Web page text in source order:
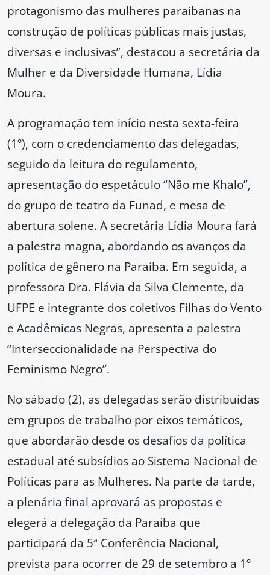
protagonismo das mulheres paraibanas na
construção de políticas públicas mais justas,
diversas e inclusivas”, destacou a secretária da
Mulher e da Diversidade Humana, Lídia
Moura.
A programação tem início nesta sexta-feira
(1º), com o credenciamento das delegadas,
seguido da leitura do regulamento,
apresentação do espetáculo “Não me Khalo”,
do grupo de teatro da Funad, e mesa de
abertura solene. A secretária Lídia Moura fará
a palestra magna, abordando os avanços da
política de gênero na Paraíba. Em seguida, a
professora Dra. Flávia da Silva Clemente, da
UFPE e integrante dos coletivos Filhas do Vento
e Acadêmicas Negras, apresenta a palestra
“Interseccionalidade na Perspectiva do
Feminismo Negro”.
No sábado (2), as delegadas serão distribuídas
em grupos de trabalho por eixos temáticos,
que abordarão desde os desafios da política
estadual até subsídios ao Sistema Nacional de
Políticas para as Mulheres. Na parte da tarde,
a plenária final aprovará as propostas e
elegerá a delegação da Paraíba que
participará da 5ª Conferência Nacional,
prevista para ocorrer de 29 de setembro a 1º